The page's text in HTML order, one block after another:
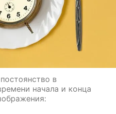
в
начала и конца